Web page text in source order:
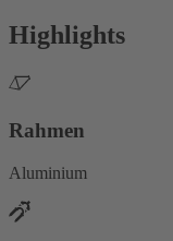
Highlights
Rahmen
Aluminium